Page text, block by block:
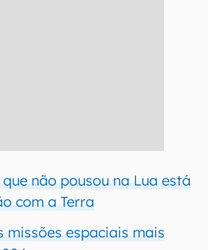
não pousou na Lua está
com a Terra
missões espaciais mais